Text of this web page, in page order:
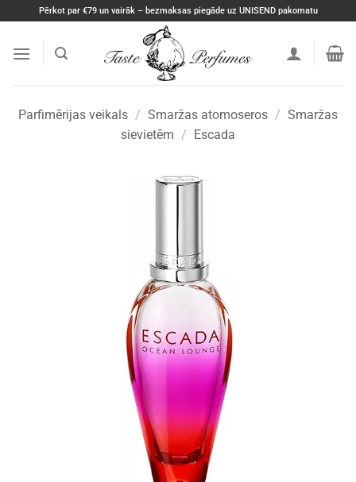
content
Pērkot par €79 un vairāk – bezmaksas piegāde uz UNISEND pakomatu
Parfimērijas veikals / Smaržas atomoseros / Smaržas
sievietēm / Escada